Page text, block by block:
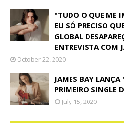
"TUDO O QUE ME
EU SÓ PRECISO
GLOBAL
ENTREVISTA COM
October 22, 2020
JAMES BAY
PRIMEIRO SINGLE
July 15, 2020